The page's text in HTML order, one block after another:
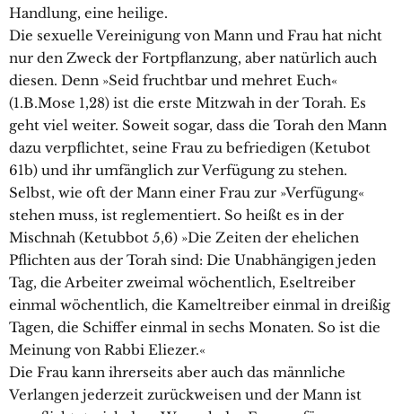
Handlung, eine heilige.
Die sexuelle Vereinigung von Mann und Frau hat nicht
nur den Zweck der Fortpflanzung, aber natürlich auch
diesen. Denn »Seid fruchtbar und mehret Euch«
(1.B.Mose 1,28) ist die erste Mitzwah in der Torah. Es
geht viel weiter. Soweit sogar, dass die Torah den Mann
dazu verpflichtet, seine Frau zu befriedigen (Ketubot
61b) und ihr umfänglich zur Verfügung zu stehen.
Selbst, wie oft der Mann einer Frau zur »Verfügung«
stehen muss, ist reglementiert. So heißt es in der
Mischnah (Ketubbot 5,6) »Die Zeiten der ehelichen
Pflichten aus der Torah sind: Die Unabhängigen jeden
Tag, die Arbeiter zweimal wöchentlich, Eseltreiber
einmal wöchentlich, die Kameltreiber einmal in dreißig
Tagen, die Schiffer einmal in sechs Monaten. So ist die
Meinung von Rabbi Eliezer.«
Die Frau kann ihrerseits aber auch das männliche
Verlangen jederzeit zurückweisen und der Mann ist